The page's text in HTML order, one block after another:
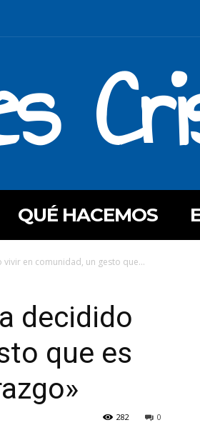
QUÉ HACEMOS
vivir en comunidad, un gesto que...
decidido
que es
0
282